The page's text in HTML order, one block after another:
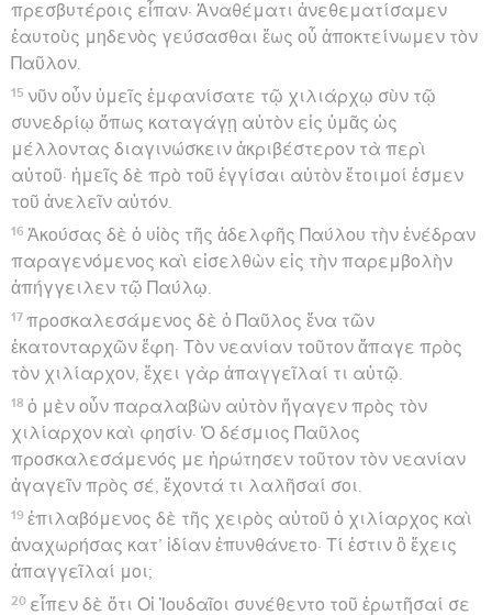
πρεσβυτέροις εἶπαν· Ἀναθέματι ἀνεθεματίσαμεν
ἑαυτοὺς μηδενὸς γεύσασθαι ἕως οὗ ἀποκτείνωμεν τὸν
Παῦλον.
15 νῦν οὖν ὑμεῖς ἐμφανίσατε τῷ χιλιάρχῳ σὺν τῷ
συνεδρίῳ ὅπως καταγάγῃ αὐτὸν εἰς ὑμᾶς ὡς
μέλλοντας διαγινώσκειν ἀκριβέστερον τὰ περὶ
αὐτοῦ· ἡμεῖς δὲ πρὸ τοῦ ἐγγίσαι αὐτὸν ἕτοιμοί ἐσμεν
τοῦ ἀνελεῖν αὐτόν.
16 Ἀκούσας δὲ ὁ υἱὸς τῆς ἀδελφῆς Παύλου τὴν ἐνέδραν
παραγενόμενος καὶ εἰσελθὼν εἰς τὴν παρεμβολὴν
ἀπήγγειλεν τῷ Παύλῳ.
17 προσκαλεσάμενος δὲ ὁ Παῦλος ἕνα τῶν
ἑκατονταρχῶν ἔφη· Τὸν νεανίαν τοῦτον ἄπαγε πρὸς
τὸν χιλίαρχον, ἔχει γὰρ ἀπαγγεῖλαί τι αὐτῷ.
18 ὁ μὲν οὖν παραλαβὼν αὐτὸν ἤγαγεν πρὸς τὸν
χιλίαρχον καὶ φησίν· Ὁ δέσμιος Παῦλος
προσκαλεσάμενός με ἠρώτησεν τοῦτον τὸν νεανίαν
ἀγαγεῖν πρὸς σέ, ἔχοντά τι λαλῆσαί σοι.
19 ἐπιλαβόμενος δὲ τῆς χειρὸς αὐτοῦ ὁ χιλίαρχος καὶ
ἀναχωρήσας κατ’ ἰδίαν ἐπυνθάνετο· Τί ἐστιν ὃ ἔχεις
ἀπαγγεῖλαί μοι;
20 εἶπεν δὲ ὅτι Οἱ Ἰουδαῖοι συνέθεντο τοῦ ἐρωτῆσαί σε